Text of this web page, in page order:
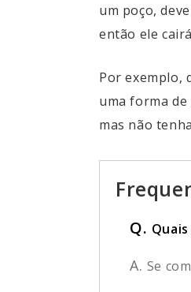
um poço,
então ele
Por exemplo,
uma forma
mas não
Q.
A. Se